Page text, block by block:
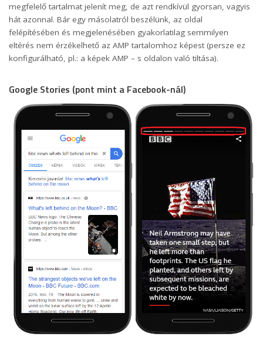
megfelelő tartalmat jelenít meg, de azt rendkívül gyorsan, vagyis
hát azonnal. Bár egy másolatról beszélünk, az oldal
felépítésében és megjelenésében gyakorlatilag semmilyen
eltérés nem érzékelhető az AMP tartalomhoz képest (persze ez
konfigurálható, pl.: a képek AMP – s oldalon való tiltása).
Google Stories (pont mint a Facebook-nál)